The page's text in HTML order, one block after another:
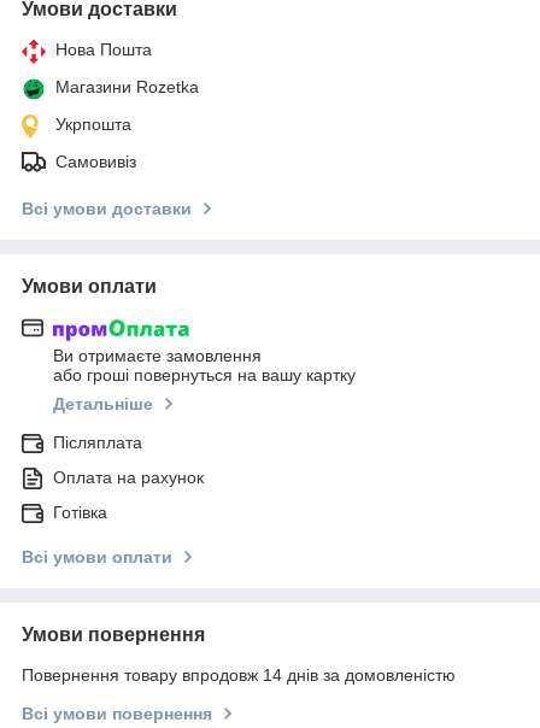
Умови доставки
Нова Пошта
Магазини Rozetka
Укрпошта
Самовивіз
Всі умови доставки
Умови оплати
Ви отримаєте замовлення
або гроші повернуться на вашу картку
Детальніше
Післяплата
Оплата на рахунок
Готівка
Всі умови оплати
Умови повернення
Повернення товару впродовж 14 днів за домовленістю
Всі умови повернення